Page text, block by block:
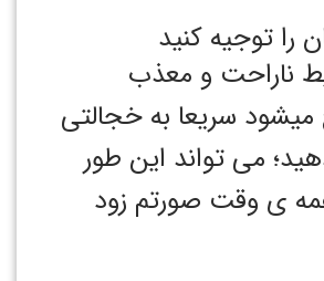
ناراحت و معذب
سریعا به خجالتی
می تواند این طور
ی وقت صورتم زود